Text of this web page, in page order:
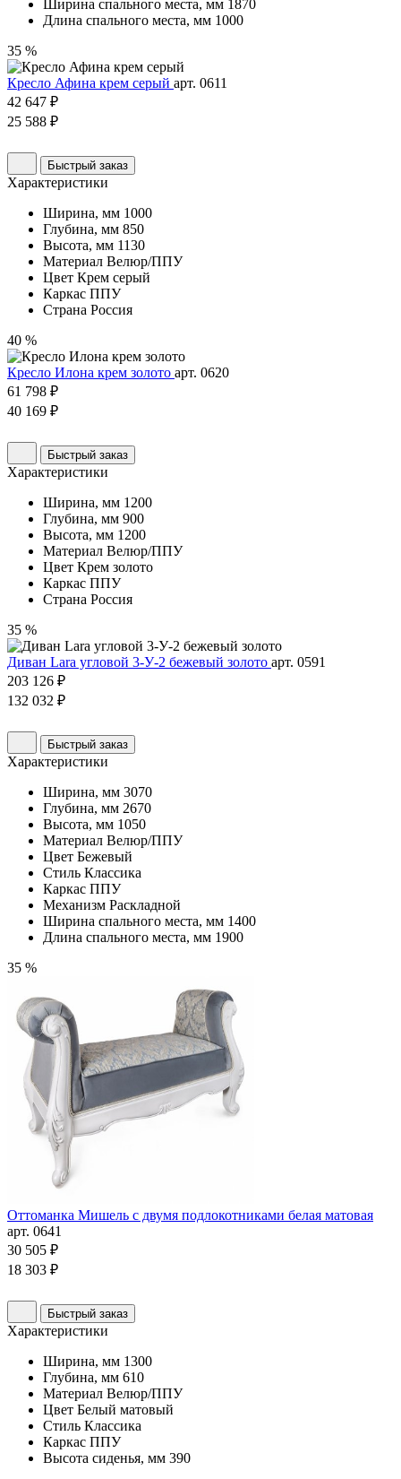
Ширина спального места, мм 1870
Длина спального места, мм 1000
35 %
Кресло Афина крем серый арт. 0611
42 647 ₽
25 588 ₽
Быстрый заказ
Характеристики
Ширина, мм 1000
Глубина, мм 850
Высота, мм 1130
Материал Велюр/ППУ
Цвет Крем серый
Каркас ППУ
Страна Россия
40 %
Кресло Илона крем золото арт. 0620
61 798 ₽
40 169 ₽
Быстрый заказ
Характеристики
Ширина, мм 1200
Глубина, мм 900
Высота, мм 1200
Материал Велюр/ППУ
Цвет Крем золото
Каркас ППУ
Страна Россия
35 %
Диван Lara угловой 3-У-2 бежевый золото арт. 0591
203 126 ₽
132 032 ₽
Быстрый заказ
Характеристики
Ширина, мм 3070
Глубина, мм 2670
Высота, мм 1050
Материал Велюр/ППУ
Цвет Бежевый
Стиль Классика
Каркас ППУ
Механизм Раскладной
Ширина спального места, мм 1400
Длина спального места, мм 1900
35 %
Оттоманка Мишель с двумя подлокотниками белая матовая
арт. 0641
30 505 ₽
18 303 ₽
Быстрый заказ
Характеристики
Ширина, мм 1300
Глубина, мм 610
Материал Велюр/ППУ
Цвет Белый матовый
Стиль Классика
Каркас ППУ
Высота сиденья, мм 390